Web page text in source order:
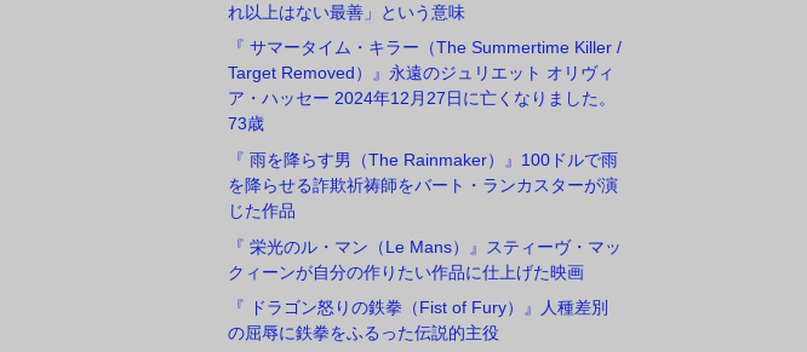
れ以上はない最善」という意味
『 サマータイム・キラー（The Summertime Killer /
Target Removed）』永遠のジュリエット オリヴィ
ア・ハッセー 2024年12月27日に亡くなりました。
73歳
『 雨を降らす男（The Rainmaker）』100ドルで雨
を降らせる詐欺祈祷師をバート・ランカスターが演
じた作品
『 栄光のル・マン（Le Mans）』スティーヴ・マッ
クィーンが自分の作りたい作品に仕上げた映画
『 ドラゴン怒りの鉄拳（Fist of Fury）』人種差別
の屈辱に鉄拳をふるった伝説的主役